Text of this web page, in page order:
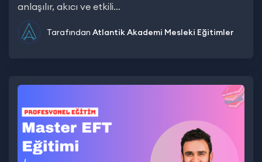
anlaşılır, akıcı ve etkili…
Tarafından Atlantik Akademi Mesleki Eğitimler